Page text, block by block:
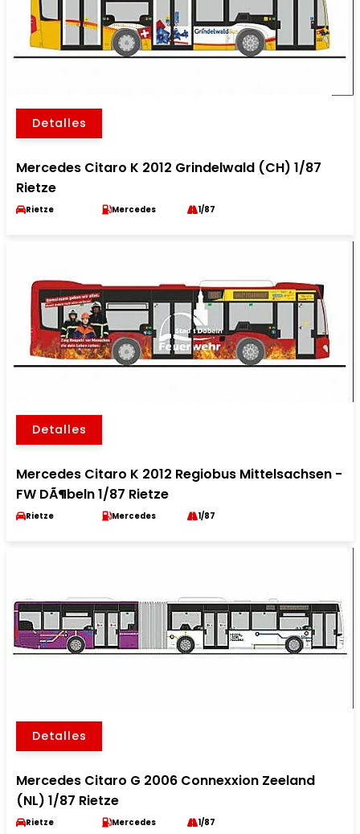
Detalles
Mercedes Citaro K 2012 Grindelwald (CH) 1/87
Rietze
Rietze Mercedes 1/87
Detalles
Mercedes Citaro K 2012 Regiobus Mittelsachsen -
FW DÃ¶beln 1/87 Rietze
Rietze Mercedes 1/87
Detalles
Mercedes Citaro G 2006 Connexxion Zeeland
(NL) 1/87 Rietze
Rietze Mercedes 1/87